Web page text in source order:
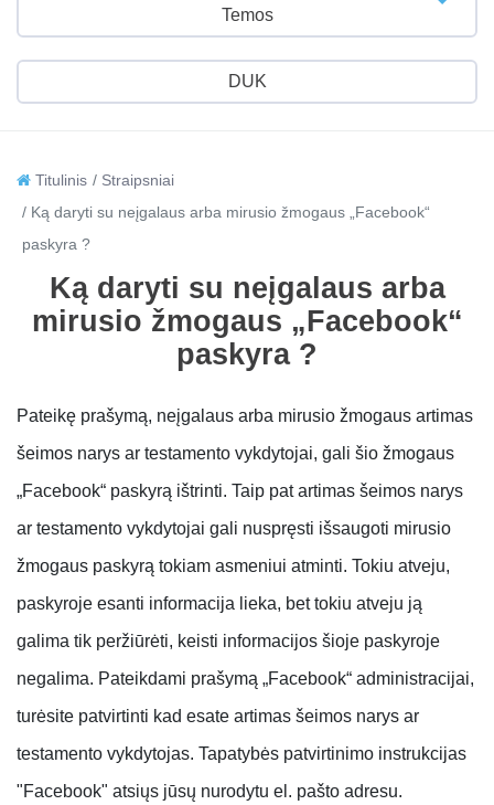
Temos
DUK
Titulinis
Straipsniai
Ką daryti su neįgalaus arba mirusio žmogaus „Facebook“
paskyra ?
Ką daryti su neįgalaus arba
mirusio žmogaus „Facebook“
paskyra ?
Pateikę prašymą, neįgalaus arba mirusio žmogaus artimas
šeimos narys ar testamento vykdytojai, gali šio žmogaus
„Facebook“ paskyrą ištrinti. Taip pat artimas šeimos narys
ar testamento vykdytojai gali nuspręsti išsaugoti mirusio
žmogaus paskyrą tokiam asmeniui atminti. Tokiu atveju,
paskyroje esanti informacija lieka, bet tokiu atveju ją
galima tik peržiūrėti, keisti informacijos šioje paskyroje
negalima. Pateikdami prašymą „Facebook“ administracijai,
turėsite patvirtinti kad esate artimas šeimos narys ar
testamento vykdytojas. Tapatybės patvirtinimo instrukcijas
"Facebook" atsiųs jūsų nurodytu el. pašto adresu.